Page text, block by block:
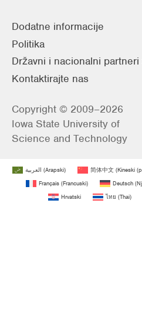
Dodatne informacije
Politika
Državni i nacionalni
Kontaktirajte nas
Copyright © 2009–2026
Iowa State University of
Science and Technology
العربية (Arapski) 简体中文 (Kineski
Français (Francuski) Deutsch (
Hrvatski
ไทย (Thai)